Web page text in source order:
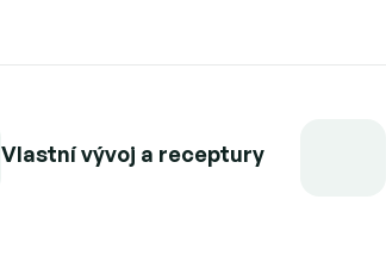
Vlastní vývoj a receptury